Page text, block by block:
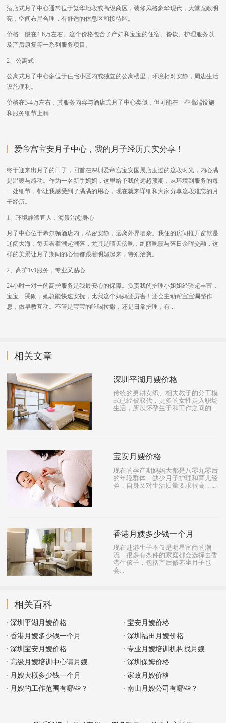
酒店式月子中心通常位于繁华地段或高级商区，装修风格豪华现代，大堂宽敞明
亮，空间布局合理，有舒适的休息区和接待区。
价格一般在4-6万左右。这个价格包含了产妇和宝宝的住宿、餐饮、护理服务以
及产后康复等一系列服务项目。
2、公寓式
公寓式月子中心多位于住宅小区内或独立的公寓楼里，环境相对安静，周边生活
设施便利。
价格在3-4万左右，其服务内容与酒店式月子中心类似，但可能在一些高端设施
和服务细节上稍...
爱帝宫宝安月子中心，我的月子经历真实分享！
终于迎来出月子的日子，回首在深圳爱帝宫宝安国展店度过的这段时光，内心满
是温暖与感动。作为一名新手妈妈，这里给予我的远超预期，从环境到服务的每
一处细节，都让我感受到了满满的用心，现在就来详细和大家分享这段难忘的月
子经历。
1、环境静谧宜人，海景治愈身心
月子中心位于希尔顿酒店内，私密安静，远离外界嘈杂。我住的房间推开窗就是
辽阔大海，每天看着潮起潮落，尤其是晴天傍晚，绚丽晚霞与落日余晖交融，这
样的美景让月子期间的心情都跟着明媚起来，特别治愈。
2、高护1v1服务，专业又贴心
24小时一对一的高护服务是我最安心的保障。负责我的护理小姐姐经验超丰富，
宝宝一哭闹，她总能快速安抚，比我这个妈妈还厉害！还会主动帮宝宝调整作
息，做早教互动。不管是宝宝的吃喝拉撒，还是日常护理，有...
相关文章
深圳平湖月嫂价格
传统的男耕女织、相夫教子的分工模
式已经被取代，更多的女性走入职场
生活，所以怀孕生子和工作之间的...
宝安月嫂价格
现在的孕产期妈妈大都是八零九零后
的年轻群体，缺少月子护理和育儿经
验，自身又对生活质量要求很高，...
香港月嫂多少钱一个月
现在赴港生子不仅是明星富商的潮
流，很多有条件的家庭都会选择去香
港生孩子，包括产后修养坐月子也
会...
相关百科
深圳平湖月嫂价格
宝安月嫂价格
香港月嫂多少钱一个月
深圳福田月嫂价格
深圳宝安月嫂价格
专业月嫂培训机构找月嫂
高级月嫂培训中心请月嫂
深圳保姆价格
月嫂大概多少钱一个月
家政月嫂价格
月嫂的工作范围有哪些？
南山月嫂公司有哪些？